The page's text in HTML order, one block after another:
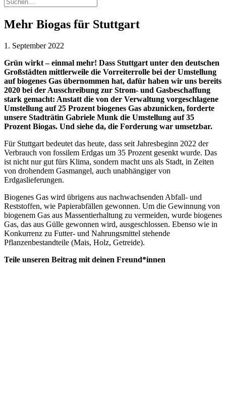
Mehr Biogas für Stuttgart
1. September 2022
Grün wirkt – einmal mehr! Dass Stuttgart unter den deutschen
Großstädten mittlerweile die Vorreiterrolle bei der Umstellung
auf biogenes Gas übernommen hat, dafür haben wir uns bereits
2020 bei der Ausschreibung zur Strom- und Gasbeschaffung
stark gemacht: Anstatt die von der Verwaltung vorgeschlagene
Umstellung auf 25 Prozent biogenes Gas abzunicken, forderte
unsere Stadträtin Gabriele Munk die Umstellung auf 35
Prozent Biogas. Und siehe da, die Forderung war umsetzbar.
Für Stuttgart bedeutet das heute, dass seit Jahresbeginn 2022 der
Verbrauch von fossilem Erdgas um 35 Prozent gesenkt wurde. Das
ist nicht nur gut fürs Klima, sondern macht uns als Stadt, in Zeiten
von drohendem Gasmangel, auch unabhängiger von
Erdgaslieferungen.
Biogenes Gas wird übrigens aus nachwachsenden Abfall- und
Reststoffen, wie Papierabfällen gewonnen. Um die Gewinnung von
biogenem Gas aus Massentierhaltung zu vermeiden, wurde biogenes
Gas, das aus Gülle gewonnen wird, ausgeschlossen. Ebenso wie in
Konkurrenz zu Futter- und Nahrungsmittel stehende
Pflanzenbestandteile (Mais, Holz, Getreide).
Teile unseren Beitrag mit deinen Freund*innen